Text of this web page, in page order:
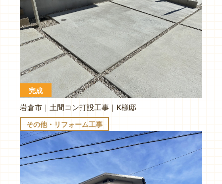
完成
岩倉市｜土間コン打設工事｜K様邸
その他・リフォーム工事